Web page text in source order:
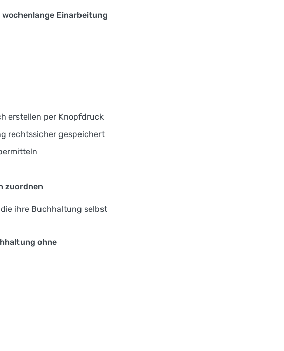
Einarbeitung
erstellen per Knopfdruck
rechtssicher gespeichert
zuordnen
ihre Buchhaltung selbst
ohne